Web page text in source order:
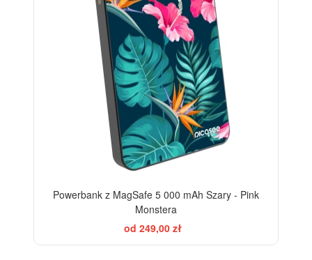
Powerbank z MagSafe 5 000 mAh Szary - Pink
Monstera
od 249,00 zł